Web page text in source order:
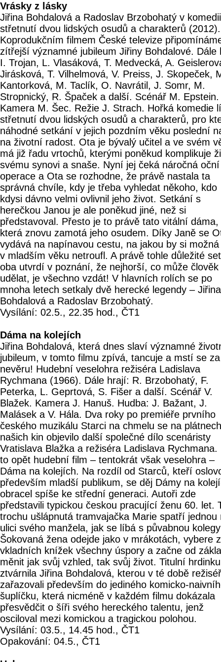
Vrásky z lásky
Jiřina Bohdalová a Radoslav Brzobohatý v
střetnutí dvou lidských osudů a charakterů (2012).
Koprodukčním filmem České televize
zítřejší významné jubileum Jiřiny Bohdalové. Dále
I. Trojan, L. Vlasáková, T. Medvecká, A.
Jirásková, T. Vilhelmová, V. Preiss, J. Skopeček,
Kantorková, M. Taclík, O. Navrátil, J. Somr, M.
Stropnický, R. Špaček a další. Scénář M. Epstein.
Kamera M. Šec. Režie J. Strach. Hořká komedie
střetnutí dvou lidských osudů a charakterů, pro
náhodné setkání v jejich pozdním věku poslední
na životní radost. Ota je bývalý učitel a ve svém
má již řadu vrtochů, kterými poněkud komplikuje
svému synovi a snaše. Nyní jej čeká náročná oční
operace a Ota se rozhodne, že právě nastala ta
správná chvíle, kdy je třeba vyhledat někoho, kdo
kdysi dávno velmi ovlivnil jeho život. Setkání s
herečkou Janou je ale poněkud jiné, než si
představoval. Přesto je to právě tato vitální dáma,
která znovu zamotá jeho osudem. Díky Janě se
vydává na napínavou cestu, na jakou by si možná
v mladším věku netroufl. A právě tohle důležité
oba utvrdí v poznání, že nejhorší, co může člověk
udělat, je všechno vzdát! V hlavních rolích se po
mnoha letech setkaly dvě herecké legendy – Jiřina
Bohdalová a Radoslav Brzobohatý.
Vysílání: 02.5., 22.35 hod., ČT1
Dáma na kolejích
Jiřina Bohdalová, která dnes slaví významné
jubileum, v tomto filmu zpívá, tancuje a mstí se za
nevěru! Hudební veselohra režiséra Ladislava
Rychmana (1966). Dále hrají: R. Brzobohatý, F.
Peterka, L. Geprtová, S. Fišer a další. Scénář V.
Blažek. Kamera J. Hanuš. Hudba: J. Bažant, J.
Malásek a V. Hála. Dva roky po premiéře prvního
českého muzikálu Starci na chmelu se na plátnech
našich kin objevilo další společné dílo scenáristy
Vratislava Blažka a režiséra Ladislava Rychmana.
to opět hudební film – tentokrát však veselohra –
Dáma na kolejích. Na rozdíl od Starců, kteří
především mladší publikum, se děj Dámy na
obracel spíše ke střední generaci. Autoři zde
představili typickou českou pracující ženu 60. let.
trochu ušlápnutá tramvajačka Marie spatří jednou
ulici svého manžela, jak se líbá s půvabnou
Šokovaná žena odejde jako v mrákotách, vybere z
vkladních knížek všechny úspory a začne od
měnit jak svůj vzhled, tak svůj život. Titulní hrdinku
ztvárnila Jiřina Bohdalová, kterou v té době
zařazovali především do jediného komicko-
šuplíčku, která nicméně v každém filmu dokázala
přesvědčit o šíři svého hereckého talentu, jenž
osciloval mezi komickou a tragickou polohou.
Vysílání: 03.5., 14.45 hod., ČT1
Opakování: 04.5., ČT1